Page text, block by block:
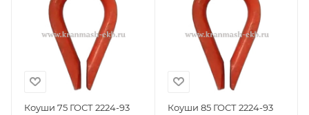
Коуши 75 ГОСТ 2224-93 Коуши 85 ГОСТ 2224-93